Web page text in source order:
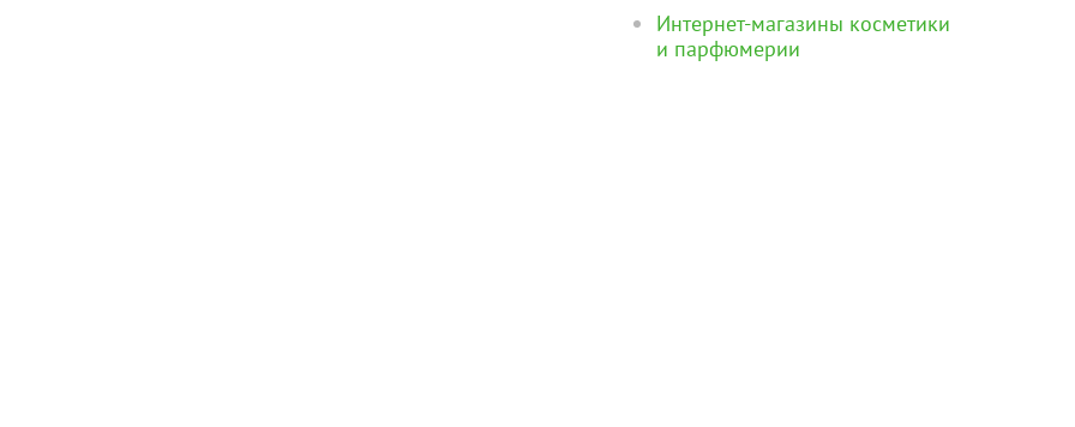
Интернет-магазины косметики
и парфюмерии